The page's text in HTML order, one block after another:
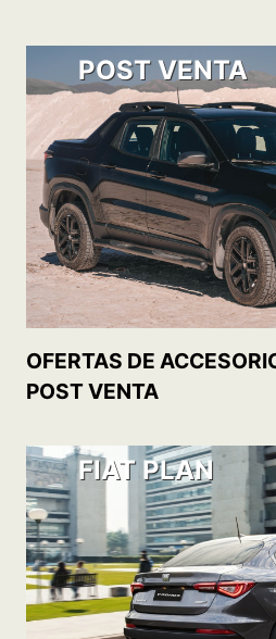
ACCEDÉ A TU 0KM CON